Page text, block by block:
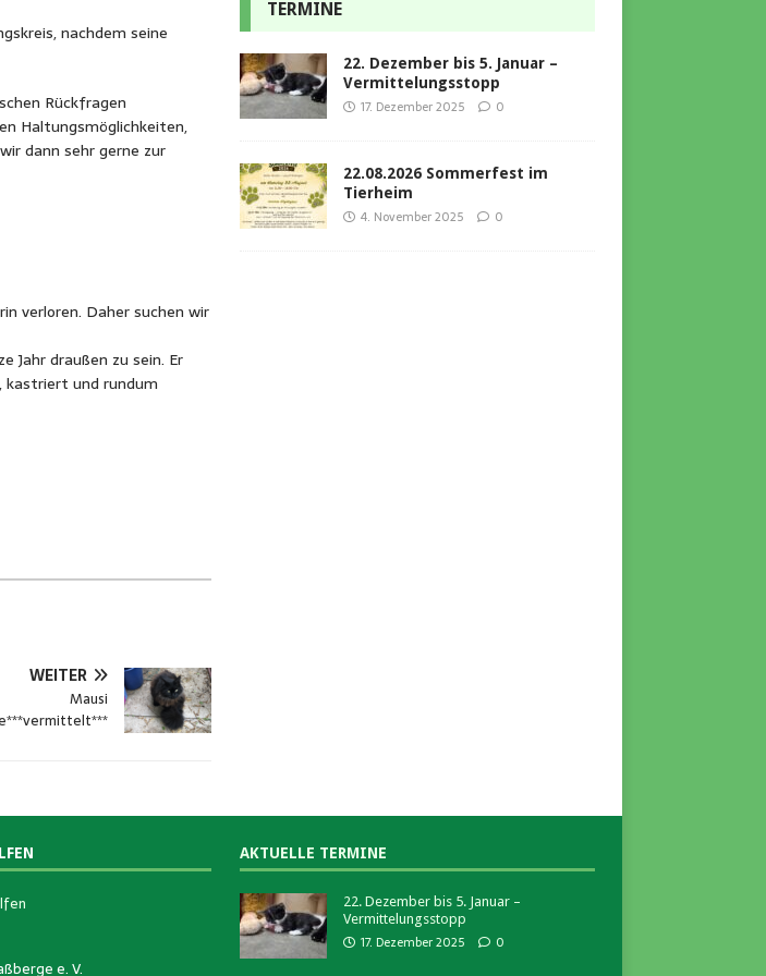
nachdem seine
Rückfragen
Haltungsmöglichkeiten,
dann sehr gerne zur
verloren. Daher suchen wir
Jahr draußen zu sein. Er
und rundum
WEITER
Mausi
TERMINE
22. Dezember bis 5. Januar –
Vermittelungsstopp
17. Dezember 2025 0
22.08.2026 Sommerfest im
Tierheim
4. November 2025 0
e. V.
AKTUELLE TERMINE
22. Dezember bis 5. Januar –
Vermittelungsstopp
17. Dezember 2025 0